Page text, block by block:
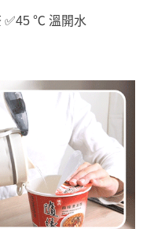
℃ 溫開水